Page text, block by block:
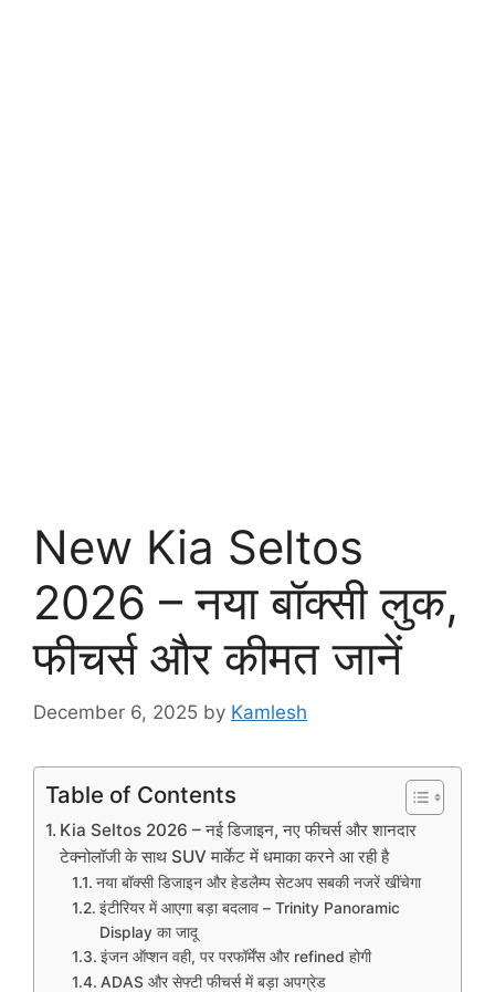
New Kia Seltos
2026 – नया बॉक्सी लुक,
फीचर्स और कीमत जानें
December 6, 2025 by Kamlesh
Table of Contents
Kia Seltos 2026 – नई डिजाइन, नए फीचर्स और शानदार
टेक्नोलॉजी के साथ SUV मार्केट में धमाका करने आ रही है
नया बॉक्सी डिजाइन और हेडलैम्प सेटअप सबकी नजरें खींचेगा
इंटीरियर में आएगा बड़ा बदलाव – Trinity Panoramic
Display का जादू
इंजन ऑप्शन वही, पर परफॉर्मेंस और refined होगी
ADAS और सेफ्टी फीचर्स में बड़ा अपग्रेड